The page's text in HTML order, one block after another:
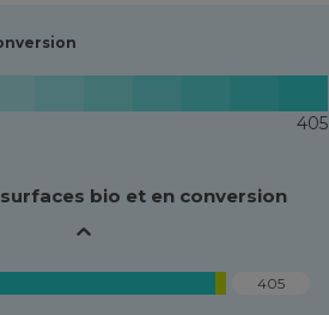
405
bio et en conversion
405